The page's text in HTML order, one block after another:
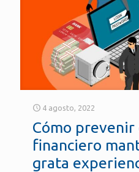
4 agosto, 2022
Cómo
financiero
grata